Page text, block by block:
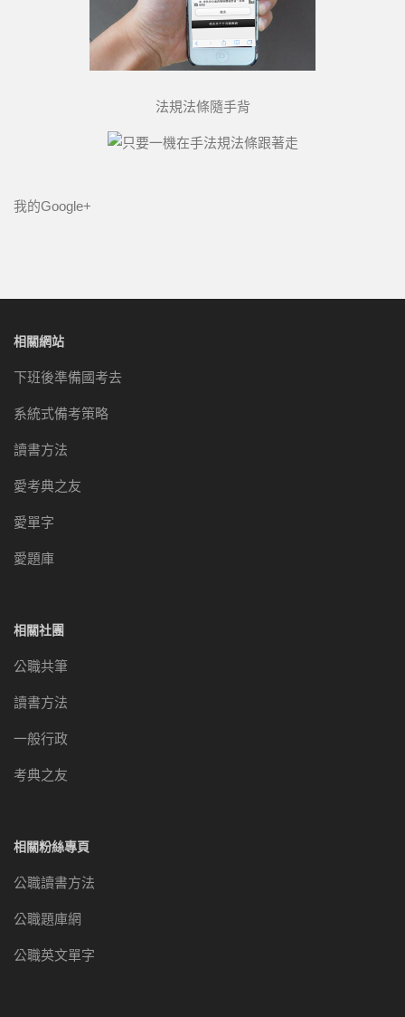
法規法條隨手背
我的Google+
相關網站
下班後準備國考去
系統式備考策略
讀書方法
愛考典之友
愛單字
愛題庫
相關社團
公職共筆
讀書方法
一般行政
考典之友
相關粉絲專頁
公職讀書方法
公職題庫網
公職英文單字